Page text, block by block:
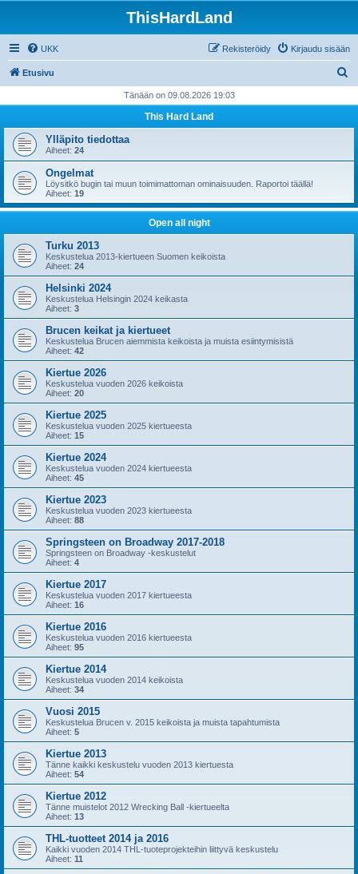
ThisHardLand
UKK Kirjaudu sisään
Rekisteröidy
Etusivu
i
Tänään on 09.08.2026 19:03
This Hard Land
Ylläpito tiedottaa
Aiheet: 24
Ongelmat
Löysitkö bugin tai muun toimimattoman ominaisuuden. Raportoi täällä!
Aiheet: 19
Open all night
Turku 2013
Keskustelua 2013-kiertueen Suomen keikoista
Aiheet: 24
Helsinki 2024
Keskustelua Helsingin 2024 keikasta
Aiheet: 3
Brucen keikat ja kiertueet
Keskustelua Brucen aiemmista keikoista ja muista esiintymisistä
Aiheet: 42
Kiertue 2026
Keskustelua vuoden 2026 keikoista
Aiheet: 20
Kiertue 2025
Keskustelua vuoden 2025 kiertueesta
Aiheet: 15
Kiertue 2024
Keskustelua vuoden 2024 kiertueesta
Aiheet: 45
Kiertue 2023
Keskustelua vuoden 2023 kiertueesta
Aiheet: 88
Springsteen on Broadway 2017-2018
Springsteen on Broadway -keskustelut
Aiheet: 4
Kiertue 2017
Keskustelua vuoden 2017 kiertueesta
Aiheet: 16
Kiertue 2016
Keskustelua vuoden 2016 kiertueesta
Aiheet: 95
Kiertue 2014
Keskustelua vuoden 2014 keikoista
Aiheet: 34
Vuosi 2015
Keskustelua Brucen v. 2015 keikoista ja muista tapahtumista
Aiheet: 5
Kiertue 2013
Tänne kaikki keskustelu vuoden 2013 kiertuesta
Aiheet: 54
Kiertue 2012
Tänne muistelot 2012 Wrecking Ball -kiertueelta
Aiheet: 13
THL-tuotteet 2014 ja 2016
Kaikki vuoden 2014 THL-tuoteprojekteihin liittyvä keskustelu
Aiheet: 11